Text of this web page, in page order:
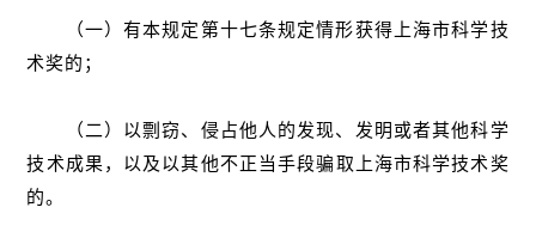
（一）有本规定第十七条规定情形获得上海市科学技
术奖的；
（二）以剽窃、侵占他人的发现、发明或者其他科学
技术成果，以及以其他不正当手段骗取上海市科学技术奖
的。